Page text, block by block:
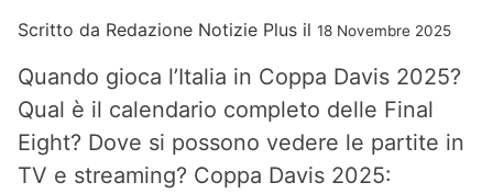
Scritto da Redazione Notizie Plus il 18 Novembre 2025
Quando gioca l’Italia in Coppa Davis 2025?
Qual è il calendario completo delle Final
Eight? Dove si possono vedere le partite in
TV e streaming? Coppa Davis 2025: